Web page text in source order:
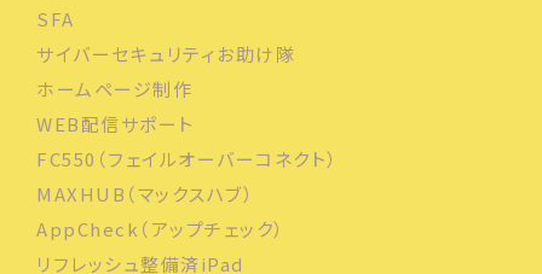
SFA
サイバーセキュリティお助け隊
ホームページ制作
WEB配信サポート
FC550（フェイルオーバーコネクト）
MAXHUB（マックスハブ）
AppCheck（アップチェック）
リフレッシュ整備済iPad